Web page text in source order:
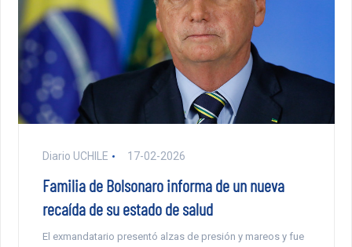
Diario UCHILE 17-02-2026
Familia de Bolsonaro informa de un nueva
recaída de su estado de salud
El exmandatario presentó alzas de presión y mareos y fue